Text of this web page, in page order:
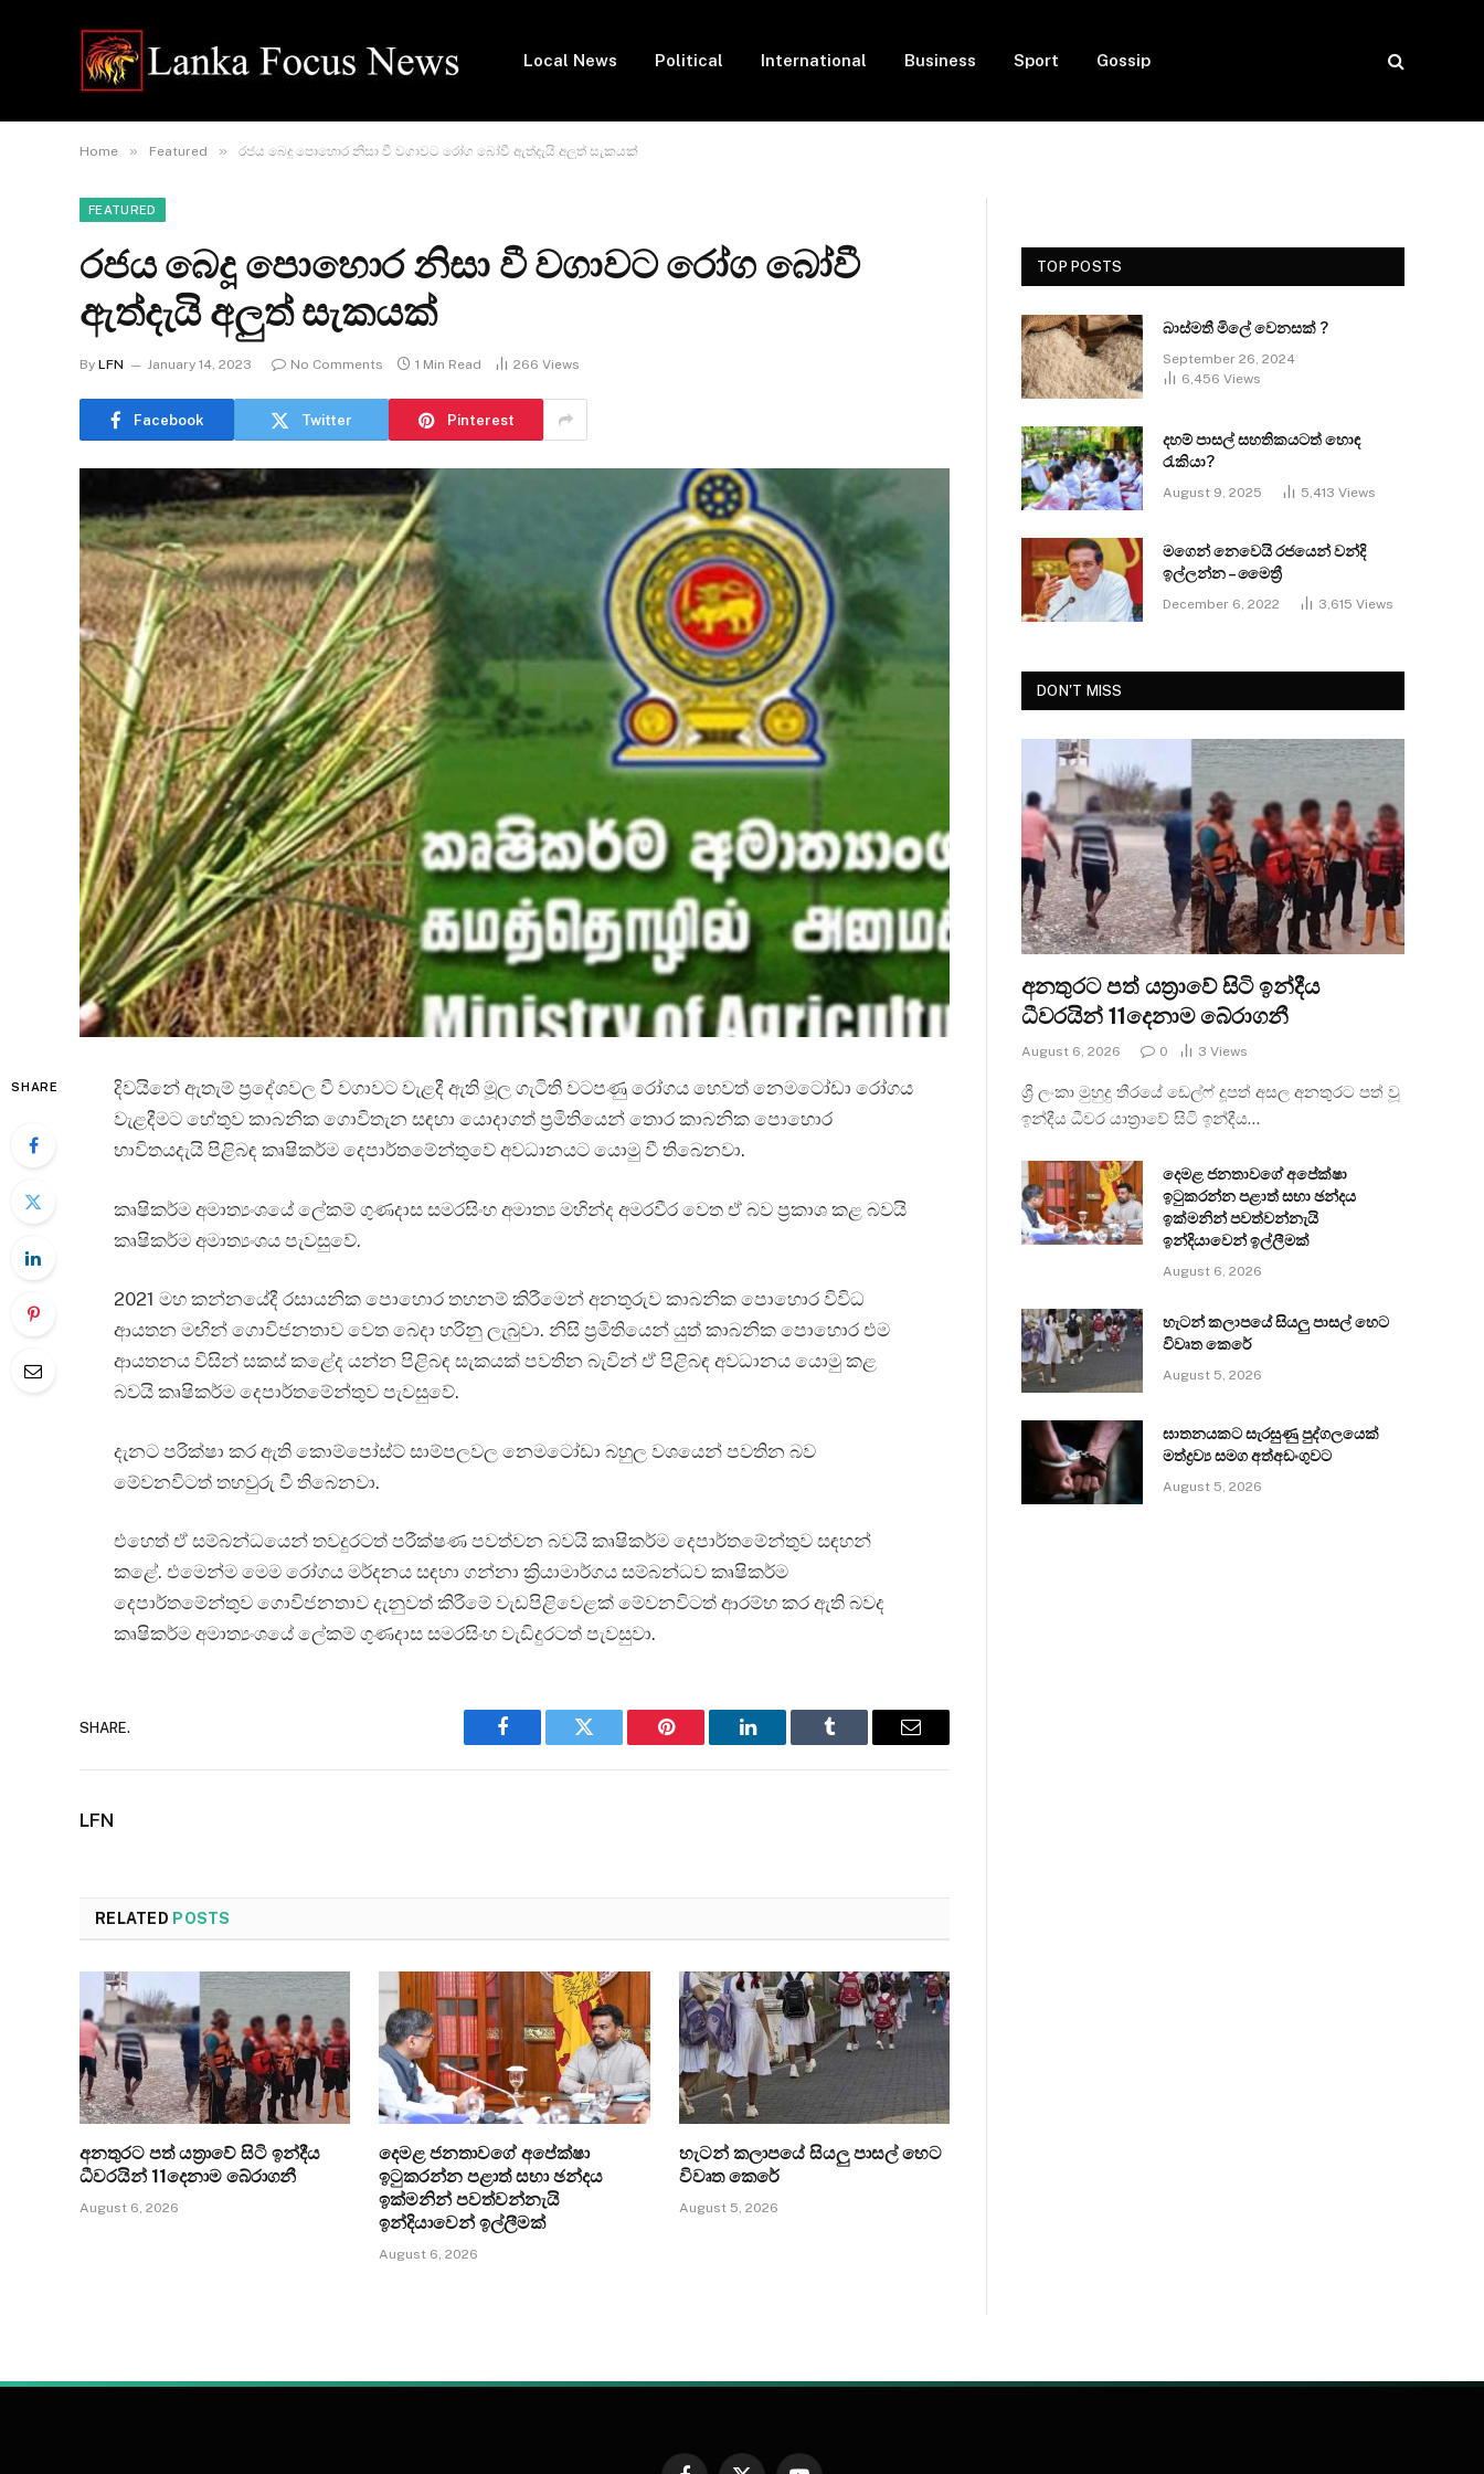
Local News Political International Business Sport Gossip
Home » Featured » රජය බෙදූ පොහොර නිසා වී වගාවට රෝග බෝවී ඇත්දැයි අලුත් සැකයක්
FEATURED
රජය බෙදූ පොහොර නිසා වී වගාවට රෝග බෝවී
ඇත්දැයි අලුත් සැකයක්
By LFN January 14, 2023 No Comments 1 Min Read 266 Views
Facebook Twitter Pinterest
SHARE
දිවයිනේ ඇතැම් ප්‍රදේශවල වී වගාවට වැළදී ඇති මූල ගැටිති වටපණු රෝගය හෙවත් නෙමටෝඩා රෝගය
වැළදීමට හේතුව කාබනික ගොවිතැන සඳහා යොදාගත් ප්‍රමිතියෙන් තොර කාබනික පොහොර
භාවිතයදැයි පිළිබඳ කෘෂිකර්ම දෙපාර්තමේන්තුවේ අවධානයට යොමු වී තිබෙනවා.
කෘෂිකර්ම අමාත්‍යංශයේ ලේකම් ගුණදාස සමරසිංහ අමාත්‍ය මහින්ද අමරවීර වෙත ඒ බව ප්‍රකාශ කළ බවයි
කෘෂිකර්ම අමාත්‍යංශය පැවසුවේ.
2021 මහ කන්නයේදී රසායනික පොහොර තහනම් කිරීමෙන් අනතුරුව කාබනික පොහොර විවිධ
ආයතන මඟින් ගොවිජනතාව වෙත බෙදා හරිනු ලැබුවා. නිසි ප්‍රමිතියෙන් යුත් කාබනික පොහොර එම
ආයතනය විසින් සකස් කළේද යන්න පිළිබඳ සැකයක් පවතින බැවින් ඒ පිළිබඳ අවධානය යොමු කළ
බවයි කෘෂිකර්ම දෙපාර්තමේන්තුව පැවසුවේ.
දැනට පරික්ෂා කර ඇති කොම්පෝස්ට් සාම්පලවල නෙමටෝඩා බහුල වශයෙන් පවතින බව
මේවනවිටත් තහවුරු වී තිබෙනවා.
එහෙත් ඒ සම්බන්ධයෙන් තවදුරටත් පරීක්ෂණ පවත්වන බවයි කෘෂිකර්ම දෙපාර්තමේන්තුව සඳහන්
කළේ. එමෙන්ම මෙම රෝගය මර්දනය සඳහා ගන්නා ක්‍රියාමාර්ගය සම්බන්ධව කෘෂිකර්ම
දෙපාර්තමේන්තුව ගොවිජනතාව දැනුවත් කිරීමේ වැඩපිළිවෙළක් මේවනවිටත් ආරම්භ කර ඇති බවද
කෘෂිකර්ම අමාත්‍යංශයේ ලේකම් ගුණදාස සමරසිංහ වැඩිදුරටත් පැවසුවා.
SHARE.
Facebook Twitter Pinterest LinkedIn Tumblr Email
LFN
RELATED POSTS
අනතුරට පත් යත්‍රාවේ සිටි ඉන්දීය
ධීවරයින් 11දෙනාම බේරාගනී
August 6, 2026
දෙමළ ජනතාවගේ අපේක්ෂා
ඉටුකරන්න පළාත් සභා ඡන්දය
ඉක්මනින් පවත්වන්නැයි
ඉන්දියාවෙන් ඉල්ලීමක්
August 6, 2026
හැටන් කලාපයේ සියලු පාසල් හෙට
විවෘත කෙරේ
August 5, 2026
TOP POSTS
බාස්මතී මිලේ වෙනසක් ?
September 26, 2024
6,456 Views
දහම් පාසල් සහතිකයටත් හොඳ
රැකියා?
August 9, 2025 5,413 Views
මගෙන් නෙවෙයි රජයෙන් වන්දි
ඉල්ලන්න – මෛත්‍රී
December 6, 2022 3,615 Views
DON'T MISS
අනතුරට පත් යත්‍රාවේ සිටි ඉන්දීය
ධීවරයින් 11දෙනාම බේරාගනී
August 6, 2026 0 3 Views
ශ්‍රී ලංකා මුහුදු තීරයේ ඩෙල්ෆ් දූපත් අසල අනතුරට පත් වූ
ඉන්දීය ධීවර යාත්‍රාවේ සිටි ඉන්දීය…
දෙමළ ජනතාවගේ අපේක්ෂා
ඉටුකරන්න පළාත් සභා ඡන්දය
ඉක්මනින් පවත්වන්නැයි
ඉන්දියාවෙන් ඉල්ලීමක්
August 6, 2026
හැටන් කලාපයේ සියලු පාසල් හෙට
විවෘත කෙරේ
August 5, 2026
ඝාතනයකට සැරසුණු පුද්ගලයෙක්
මත්ද්‍රව්‍ය සමග අත්අඩංගුවට
August 5, 2026